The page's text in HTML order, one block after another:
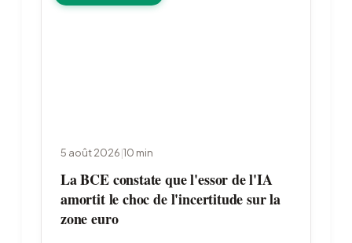
5 août 2026|10 min
La BCE constate que l'essor de l'IA
amortit le choc de l'incertitude sur la
zone euro